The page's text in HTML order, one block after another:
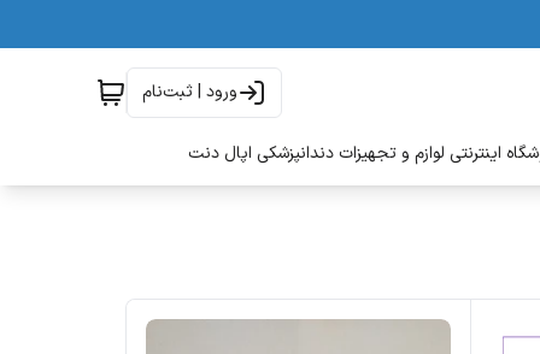
ورود | ثبت‌نام
اینترنتی لوازم و تجهیزات دندانپزشکی اپال دنت